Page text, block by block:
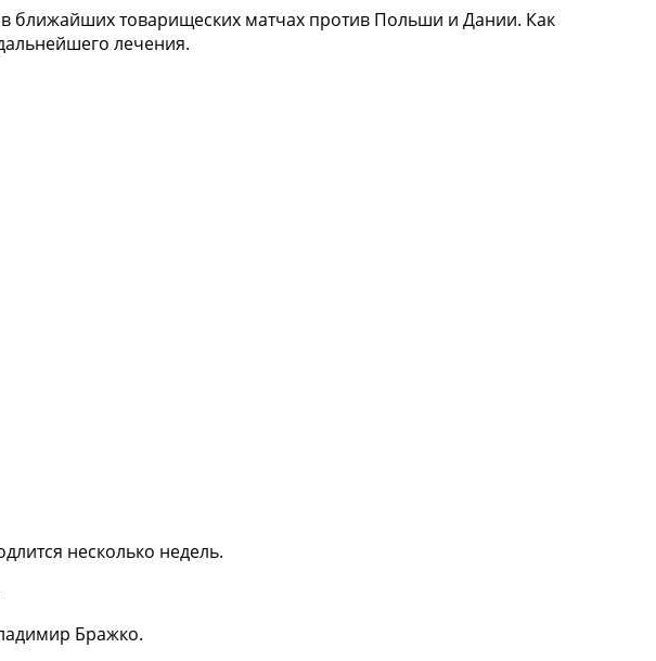
товарищеских матчах против Польши и Дании. Как
лечения.
несколько недель.
Бражко.